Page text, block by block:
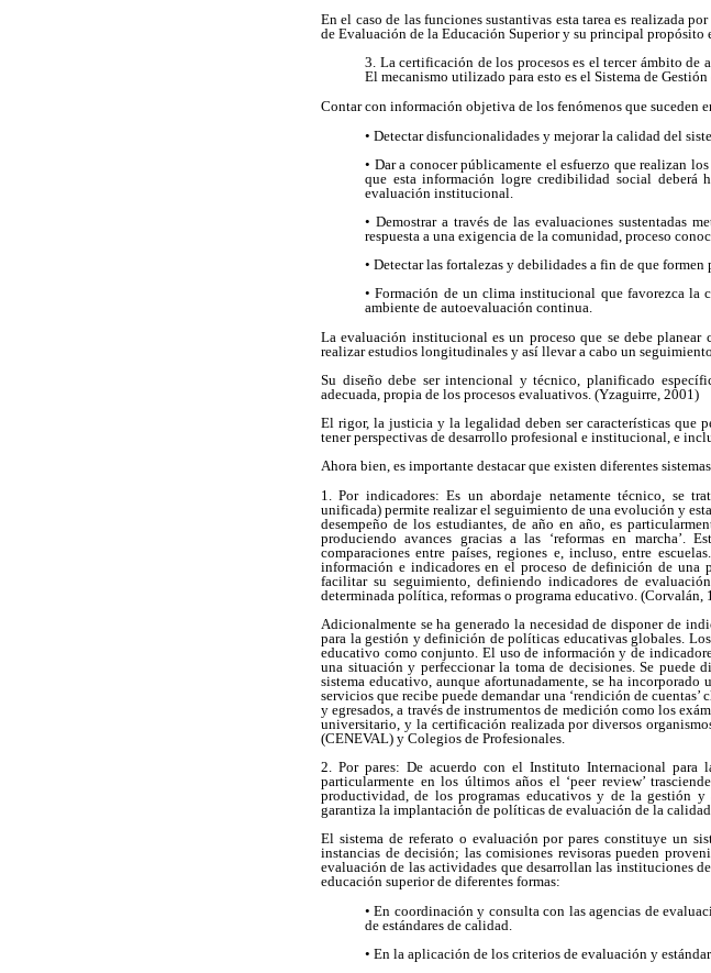
En el caso de las funciones sustantivas esta tarea es realizada
de Evaluación de la Educación Superior y su principal propósito
3. La certificación de los procesos es el tercer ámbito
El mecanismo utilizado para esto es el Sistema de
Contar con información objetiva de los fenómenos que suceden
• Detectar disfuncionalidades y mejorar la calidad del
• Dar a conocer públicamente el esfuerzo que realizan
que esta información logre credibilidad social deberá
evaluación institucional.
• Demostrar a través de las evaluaciones sustentadas
respuesta a una exigencia de la comunidad, proceso
• Detectar las fortalezas y debilidades a fin de que
• Formación de un clima institucional que favorezca
ambiente de autoevaluación continua.
La evaluación institucional es un proceso que se debe
realizar estudios longitudinales y así llevar a cabo un seguimiento
Su diseño debe ser intencional y técnico, planificado
adecuada, propia de los procesos evaluativos. (Yzaguirre, 2001)
El rigor, la justicia y la legalidad deben ser características que
tener perspectivas de desarrollo profesional e institucional, e
Ahora bien, es importante destacar que existen diferentes
1. Por indicadores: Es un abordaje netamente técnico, se
unificada) permite realizar el seguimiento de una evolución y
desempeño de los estudiantes, de año en año, es
produciendo avances gracias a las ‘reformas en
comparaciones entre países, regiones e, incluso, entre
información e indicadores en el proceso de definición de
facilitar su seguimiento, definiendo indicadores de
determinada política, reformas o programa educativo. (Corvalán,
Adicionalmente se ha generado la necesidad de disponer de
para la gestión y definición de políticas educativas globales.
educativo como conjunto. El uso de información y de
una situación y perfeccionar la toma de decisiones. Se puede
sistema educativo, aunque afortunadamente, se ha
servicios que recibe puede demandar una ‘rendición de
y egresados, a través de instrumentos de medición como los
universitario, y la certificación realizada por diversos
(CENEVAL) y Colegios de Profesionales.
2. Por pares: De acuerdo con el Instituto Internacional para
particularmente en los últimos años el ‘peer review’
productividad, de los programas educativos y de la gestión
garantiza la implantación de políticas de evaluación de la
El sistema de referato o evaluación por pares constituye un
instancias de decisión; las comisiones revisoras pueden
evaluación de las actividades que desarrollan las instituciones
educación superior de diferentes formas:
• En coordinación y consulta con las agencias de
de estándares de calidad.
• En la aplicación de los criterios de evaluación y